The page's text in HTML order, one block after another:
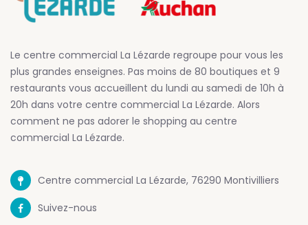
Le centre commercial La Lézarde regroupe pour vous les
plus grandes enseignes. Pas moins de 80 boutiques et 9
restaurants vous accueillent du lundi au samedi de 10h à
20h dans votre centre commercial La Lézarde. Alors
comment ne pas adorer le shopping au centre
commercial La Lézarde.
Centre commercial La Lézarde, 76290 Montivilliers
Suivez-nous